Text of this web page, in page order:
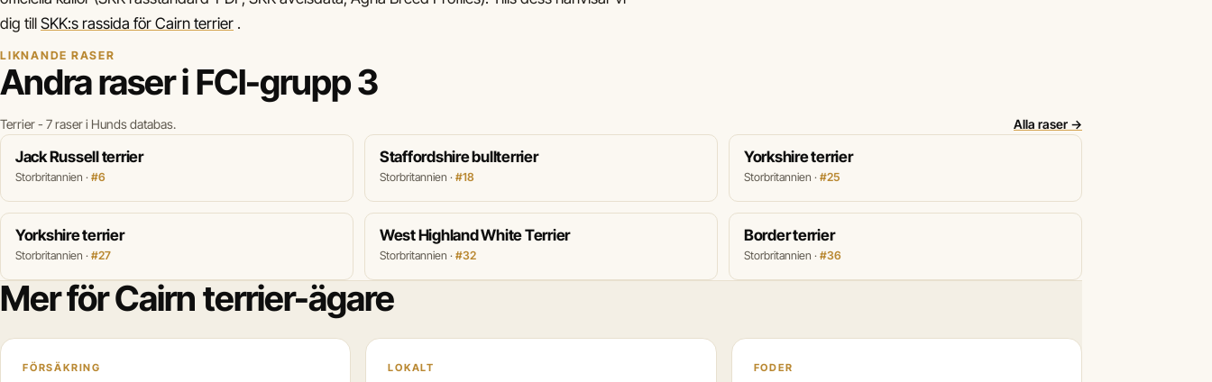
dig till SKK:s rassida för Cairn terrier .
LIKNANDE RASER
Andra raser i FCI-grupp 3
Terrier - 7 raser i Hunds databas. Alla raser →
Jack Russell terrier
Storbritannien · #6
Staffordshire bullterrier
Storbritannien · #18
Yorkshire terrier
Storbritannien · #25
Yorkshire terrier
Storbritannien · #27
West Highland White Terrier
Storbritannien · #32
Border terrier
Storbritannien · #36
Mer för Cairn terrier-ägare
FÖRSÄKRING LOKALT FODER